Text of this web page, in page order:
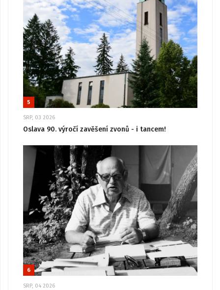
5
SRP, 03 2026
Oslava 90. výročí zavěšení zvonů - i tancem!
6
SRP, 04 2026